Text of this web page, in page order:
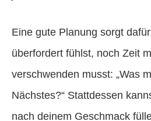
Eine gute Planung sorgt
überfordert fühlst, noch Zeit
verschwenden musst: „Was
Nächstes?“ Stattdessen
nach deinem Geschmack